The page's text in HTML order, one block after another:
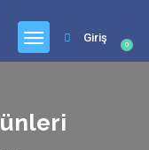
0
Giriş